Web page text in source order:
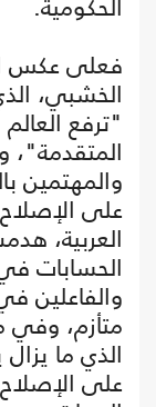
فعلى عكس
الخشبي،
"ترفع
المتقدمة"،
والمهتمين
على
العربية،
الحسابات
والفاعلين
متأزم،
الذي ما
على